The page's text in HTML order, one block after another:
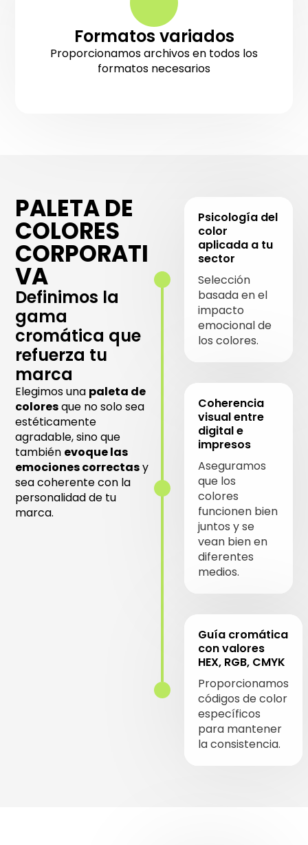
Formatos variados
Proporcionamos archivos en todos los
formatos necesarios
PALETA DE
COLORES
CORPORATI
VA
Definimos la
gama
cromática que
refuerza tu
marca
Elegimos una paleta de
coloresque no solo sea
estéticamente
agradable, sino que
también evoque las
emociones correctasy
sea coherente con la
personalidad de tu
marca.
Psicología del
color
aplicada a tu
sector
Selección
basada en el
impacto
emocional de
los colores.
Coherencia
visual entre
digital e
impresos
Aseguramos
que los
colores
funcionen bien
juntos y se
vean bien en
diferentes
medios.
Guía cromática
con valores
HEX, RGB, CMYK
Proporcionamos
códigos de color
específicos
para mantener
la consistencia.